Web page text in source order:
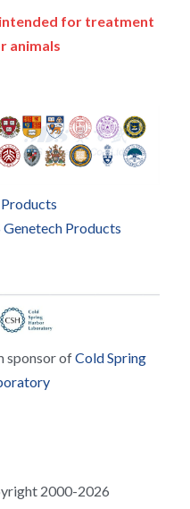
for treatment
animals
Products
Genetech Products
sponsor of Cold Spring
2000-2026